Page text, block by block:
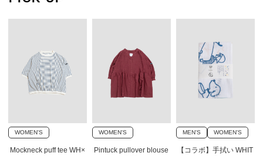
WOMEN'S
Mockneck puff tee WH×
WOMEN'S
Pintuck pullover blouse
MEN'S WOMEN'S
【コラボ】手拭い WHIT